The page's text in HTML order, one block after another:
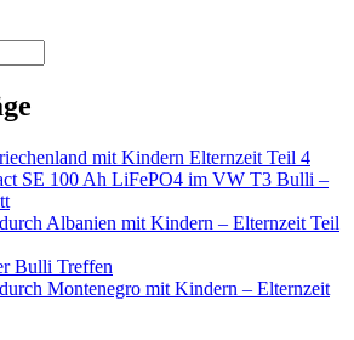
mit Kindern Elternzeit Teil 4
SE 100 Ah LiFePO4 im VW T3 Bulli –
Albanien mit Kindern – Elternzeit Teil
Bulli Treffen
Montenegro mit Kindern – Elternzeit